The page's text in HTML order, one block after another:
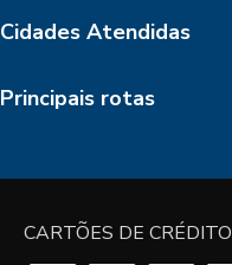
Cidades Atendidas
Principais rotas
CARTÕES DE CRÉDITO